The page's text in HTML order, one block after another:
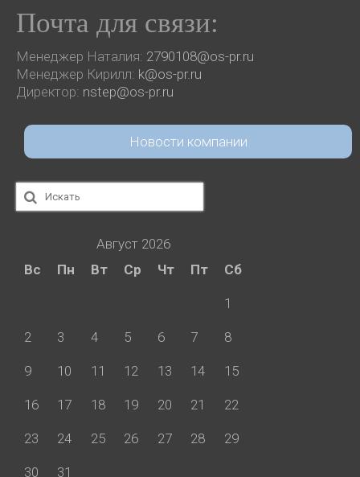
Почта для связи:
Менеджер Наталия: 2790108@os-pr.ru
Менеджер Кирилл: k@os-pr.ru
Директор: nstep@os-pr.ru
Новости компании
Искать:
Август 2026
Вс
Пн Вт Ср Чт Пт Сб
1
2 3 4 5 6 7 8
9 10 11 12 13 14 15
16 17 18 19 20 21 22
23 24 25 26 27 28 29
30 31